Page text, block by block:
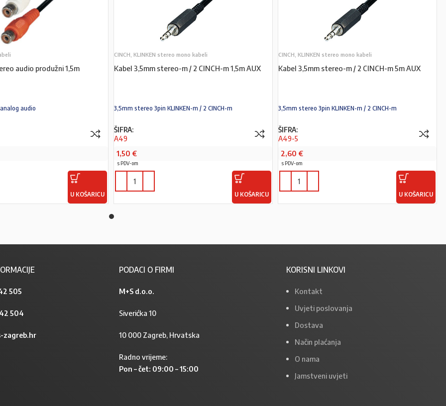
audio produžni 1,5m
audio
U KOŠARICU
CINCH, KLINKEN stereo mono kabeli
Kabel 3,5mm stereo-m / 2 CINCH-m 1,5m AUX
3,5mm stereo 3pin KLINKEN-m / 2 CINCH-m
ŠIFRA:
A49
1,50 €
s PDV-om
U KOŠARICU
CINCH, KLINKEN stereo mono kabeli
Kabel 3,5mm stereo-m / 2 CINCH-m 5m AUX
3,5mm stereo 3pin KLINKEN-m / 2 CINCH-m
ŠIFRA:
A49-5
2,60 €
s PDV-om
U KOŠARICU
505
504
zagreb.hr
PODACI O FIRMI
M+S d.o.o.
Siverićka 10
10 000 Zagreb, Hrvatska
Radno vrijeme:
Pon – čet: 09:00 – 15:00
KORISNI LINKOVI
Kontakt
Uvjeti poslovanja
Dostava
Način plaćanja
O nama
Jamstveni uvjeti